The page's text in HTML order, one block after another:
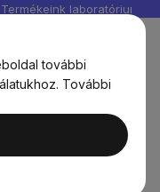
további
További
Termékeink